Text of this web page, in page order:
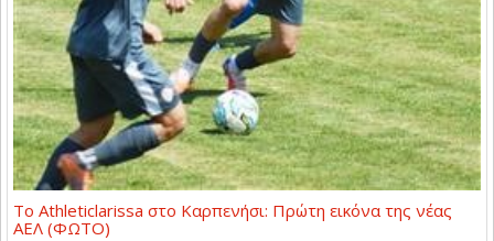
Το Athleticlarissa στο Καρπενήσι: Πρώτη εικόνα της νέας
ΑΕΛ (ΦΩΤΟ)